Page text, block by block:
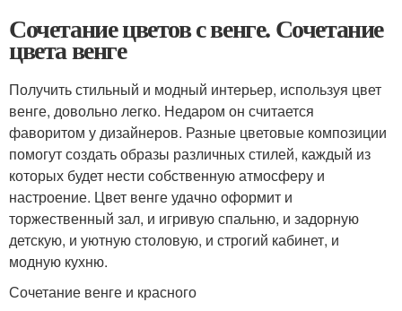
Сочетание цветов с венге. Сочетание
цвета венге
Получить стильный и модный интерьер, используя цвет
венге, довольно легко. Недаром он считается
фаворитом у дизайнеров. Разные цветовые композиции
помогут создать образы различных стилей, каждый из
которых будет нести собственную атмосферу и
настроение. Цвет венге удачно оформит и
торжественный зал, и игривую спальню, и задорную
детскую, и уютную столовую, и строгий кабинет, и
модную кухню.
Сочетание венге и красного